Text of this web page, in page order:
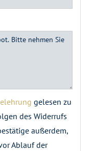
gelesen zu
des Widerrufs
außerdem,
Ablauf der